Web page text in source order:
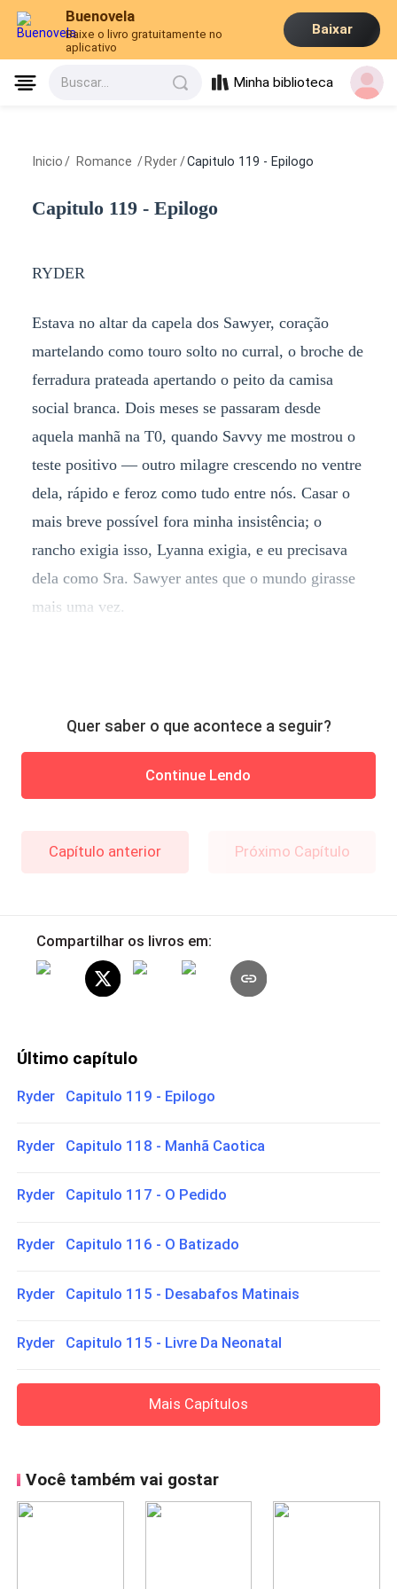
Buenovela
Baixe o livro gratuitamente no
aplicativo
Baixar
Buscar... Minha biblioteca
Inicio / Romance / Ryder /Capitulo 119 - Epilogo
Capitulo 119 - Epilogo
RYDER
Estava no altar da capela dos Sawyer, coração
martelando como touro solto no curral, o broche de
ferradura prateada apertando o peito da camisa
social branca. Dois meses se passaram desde
aquela manhã na T0, quando Savvy me mostrou o
teste positivo — outro milagre crescendo no ventre
dela, rápido e feroz como tudo entre nós. Casar o
mais breve possível fora minha insistência; o
rancho exigia isso, Lyanna exigia, e eu precisava
dela como Sra. Sawyer antes que o mundo girasse
mais uma vez.
Quer saber o que acontece a seguir?
Continue Lendo
Capítulo anterior Próximo Capítulo
Compartilhar os livros em:
Último capítulo
Ryder Capitulo 119 - Epilogo
Ryder Capitulo 118 - Manhã Caotica
Ryder Capitulo 117 - O Pedido
Ryder Capitulo 116 - O Batizado
Ryder Capitulo 115 - Desabafos Matinais
Ryder Capitulo 115 - Livre Da Neonatal
Mais Capítulos
Você também vai gostar